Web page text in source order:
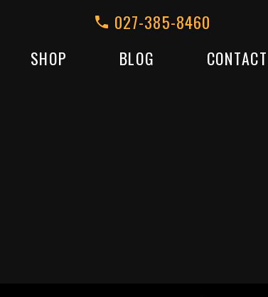
027-385-8460
SHOP BLOG CONTACT